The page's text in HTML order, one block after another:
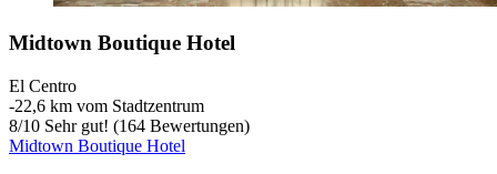
Midtown Boutique Hotel
El Centro
‐22,6 km vom Stadtzentrum
8/10 Sehr gut! (164 Bewertungen)
Midtown Boutique Hotel